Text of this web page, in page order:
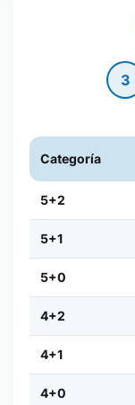
3
Categoría
5+2
5+1
5+0
4+2
4+1
4+0